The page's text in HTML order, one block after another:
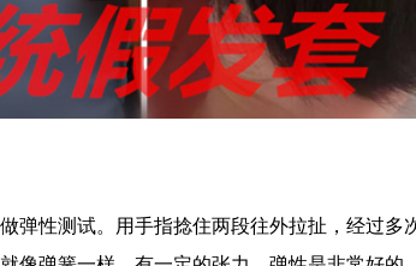
弹性测试。用手指捻住两段往外拉扯，经过多